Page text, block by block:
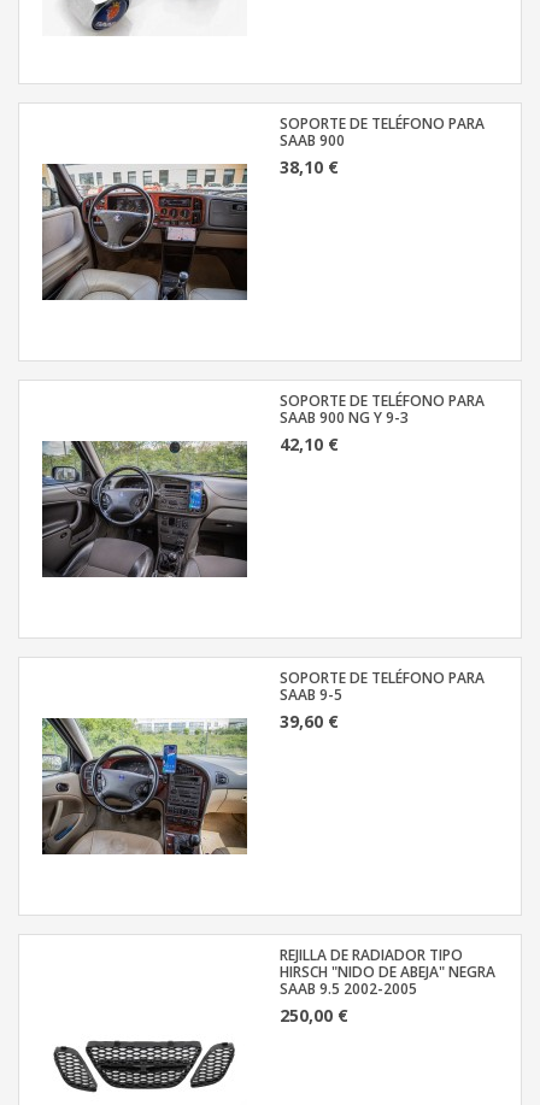
SOPORTE DE TELÉFONO PARA
SAAB 900
38,10 €
SOPORTE DE TELÉFONO PARA
SAAB 900 NG Y 9-3
42,10 €
SOPORTE DE TELÉFONO PARA
SAAB 9-5
39,60 €
REJILLA DE RADIADOR TIPO
HIRSCH "NIDO DE ABEJA" NEGRA
SAAB 9.5 2002-2005
250,00 €